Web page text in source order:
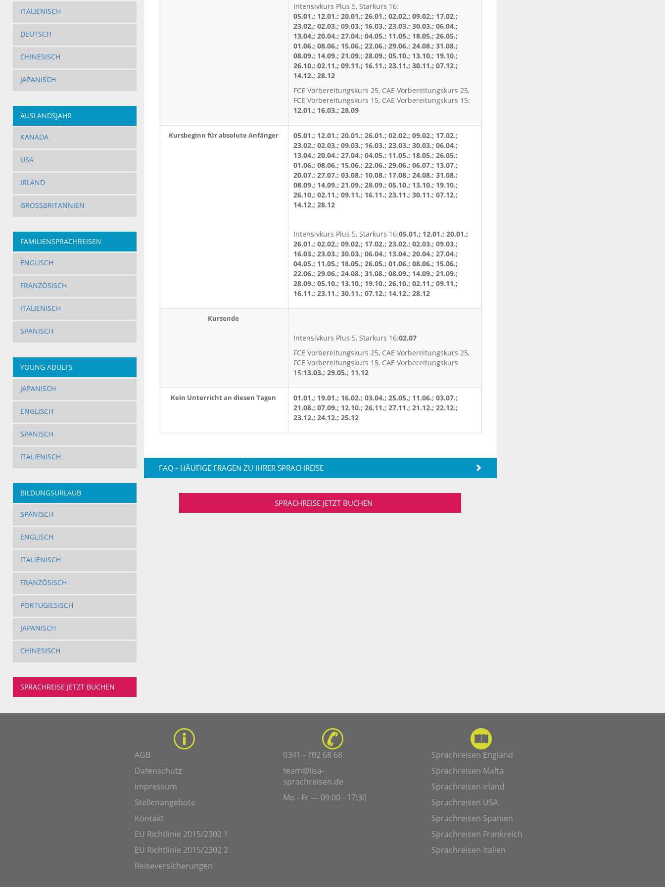
ITALIENISCH
DEUTSCH
CHINESISCH
JAPANISCH
AUSLANDSJAHR
KANADA
USA
IRLAND
GROSSBRITANNIEN
FAMILIENSPRACHREISEN
ENGLISCH
FRANZÖSISCH
ITALIENISCH
SPANISCH
YOUNG ADULTS
JAPANISCH
ENGLISCH
SPANISCH
ITALIENISCH
BILDUNGSURLAUB
SPANISCH
ENGLISCH
ITALIENISCH
FRANZÖSISCH
PORTUGIESISCH
JAPANISCH
CHINESISCH
SPRACHREISE JETZT BUCHEN
Intensivkurs Plus 5, Starkurs 16:
05.01.; 12.01.; 20.01.; 26.01.; 02.02.; 09.02.; 17.02.;
23.02.; 02.03.; 09.03.; 16.03.; 23.03.; 30.03.; 06.04.;
13.04.; 20.04.; 27.04.; 04.05.; 11.05.; 18.05.; 26.05.;
01.06.; 08.06.; 15.06.; 22.06.; 29.06.; 24.08.; 31.08.;
08.09.; 14.09.; 21.09.; 28.09.; 05.10.; 13.10.; 19.10.;
26.10.; 02.11.; 09.11.; 16.11.; 23.11.; 30.11.; 07.12.;
14.12.; 28.12
FCE Vorbereitungskurs 25, CAE Vorbereitungskurs 25,
FCE Vorbereitungskurs 15, CAE Vorbereitungskurs 15:
12.01.; 16.03.; 28.09
Kursbeginn für absolute Anfänger
05.01.; 12.01.; 20.01.; 26.01.; 02.02.; 09.02.; 17.02.;
23.02.; 02.03.; 09.03.; 16.03.; 23.03.; 30.03.; 06.04.;
13.04.; 20.04.; 27.04.; 04.05.; 11.05.; 18.05.; 26.05.;
01.06.; 08.06.; 15.06.; 22.06.; 29.06.; 06.07.; 13.07.;
20.07.; 27.07.; 03.08.; 10.08.; 17.08.; 24.08.; 31.08.;
08.09.; 14.09.; 21.09.; 28.09.; 05.10.; 13.10.; 19.10.;
26.10.; 02.11.; 09.11.; 16.11.; 23.11.; 30.11.; 07.12.;
14.12.; 28.12
Intensivkurs Plus 5, Starkurs 16:05.01.; 12.01.; 20.01.;
26.01.; 02.02.; 09.02.; 17.02.; 23.02.; 02.03.; 09.03.;
16.03.; 23.03.; 30.03.; 06.04.; 13.04.; 20.04.; 27.04.;
04.05.; 11.05.; 18.05.; 26.05.; 01.06.; 08.06.; 15.06.;
22.06.; 29.06.; 24.08.; 31.08.; 08.09.; 14.09.; 21.09.;
28.09.; 05.10.; 13.10.; 19.10.; 26.10.; 02.11.; 09.11.;
16.11.; 23.11.; 30.11.; 07.12.; 14.12.; 28.12
Kursende
Intensivkurs Plus 5, Starkurs 16:02.07
FCE Vorbereitungskurs 25, CAE Vorbereitungskurs 25,
FCE Vorbereitungskurs 15, CAE Vorbereitungskurs
15:13.03.; 29.05.; 11.12
Kein Unterricht an diesen Tagen
01.01.; 19.01.; 16.02.; 03.04.; 25.05.; 11.06.; 03.07.;
21.08.; 07.09.; 12.10.; 26.11.; 27.11.; 21.12.; 22.12.;
23.12.; 24.12.; 25.12
FAQ - HÄUFIGE FRAGEN ZU IHRER SPRACHREISE
SPRACHREISE JETZT BUCHEN
AGB
Datenschutz
Impressum
Stellenangebote
Kontakt
EU Richtlinie 2015/2302 1
EU Richtlinie 2015/2302 2
Reiseversicherungen
0341 - 702 68 68
team@lisa-
sprachreisen.de
Mo - Fr — 09:00 - 17:30
Sprachreisen England
Sprachreisen Malta
Sprachreisen Irland
Sprachreisen USA
Sprachreisen Spanien
Sprachreisen Frankreich
Sprachreisen Italien